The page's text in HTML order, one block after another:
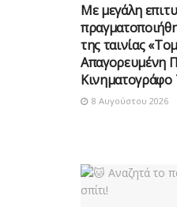
Με μεγάλη
της ταινίας
Απαγορευμένη
8 Αυγούστου 2026